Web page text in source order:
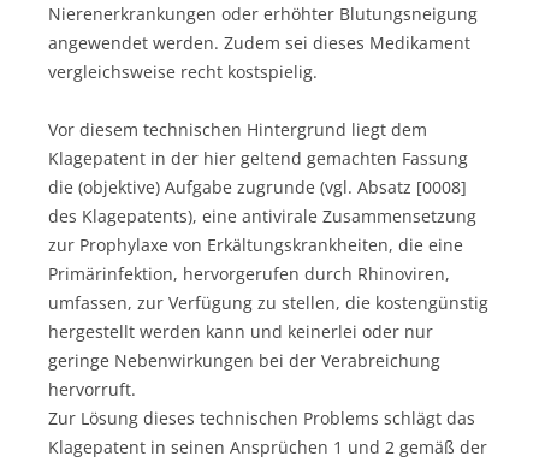
Nierenerkrankungen oder erhöhter Blutungsneigung
angewendet werden. Zudem sei dieses Medikament
vergleichsweise recht kostspielig.
Vor diesem technischen Hintergrund liegt dem
Klagepatent in der hier geltend gemachten Fassung
die (objektive) Aufgabe zugrunde (vgl. Absatz [0008]
des Klagepatents), eine antivirale Zusammensetzung
zur Prophylaxe von Erkältungskrankheiten, die eine
Primärinfektion, hervorgerufen durch Rhinoviren,
umfassen, zur Verfügung zu stellen, die kostengünstig
hergestellt werden kann und keinerlei oder nur
geringe Nebenwirkungen bei der Verabreichung
hervorruft.
Zur Lösung dieses technischen Problems schlägt das
Klagepatent in seinen Ansprüchen 1 und 2 gemäß der